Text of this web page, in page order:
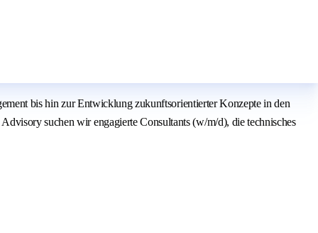
bis hin zur Entwicklung zukunftsorientierter Konzepte in den
suchen wir engagierte Consultants (w/m/d), die technisches